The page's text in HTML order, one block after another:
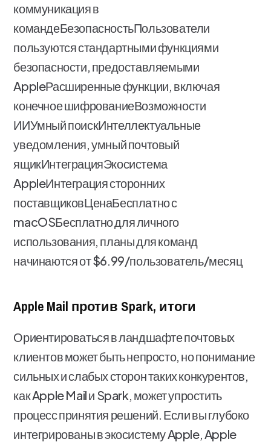
коммуникация в
командеБезопасностьПользователи
пользуются стандартными функциями
безопасности, предоставляемыми
AppleРасширенные функции, включая
конечное шифрованиеВозможности
ИИУмный поискИнтеллектуальные
уведомления, умный почтовый
ящикИнтеграцияЭкосистема
AppleИнтеграция сторонних
поставщиковЦенаБесплатно с
macOSБесплатно для личного
использования, планы для команд
начинаются от $6.99/пользователь/месяц
Apple Mail против Spark, итоги
Ориентироваться в ландшафте почтовых
клиентов может быть непросто, но понимание
сильных и слабых сторон таких конкурентов,
как Apple Mail и Spark, может упростить
процесс принятия решений. Если вы глубоко
интегрированы в экосистему Apple, Apple